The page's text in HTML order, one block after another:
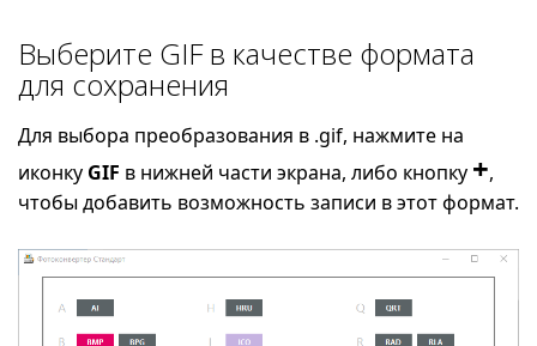
Выберите GIF в качестве формата
для сохранения
Для выбора преобразования в .gif, нажмите на
иконку GIF в нижней части экрана, либо кнопку +,
чтобы добавить возможность записи в этот формат.